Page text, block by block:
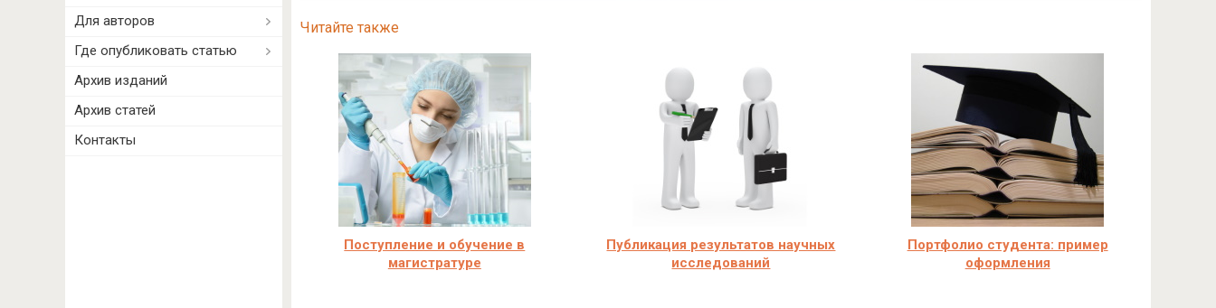
Читайте также
Поступление и обучение в
магистратуре
Публикация результатов научных
исследований
Портфолио студента: пример
оформления
Для авторов
Где опубликовать статью
Архив изданий
Архив статей
Контакты